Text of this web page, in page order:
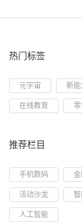
热门标签
元宇宙 新
在线教育
推荐栏目
手机数码
活动沙龙
人工智能